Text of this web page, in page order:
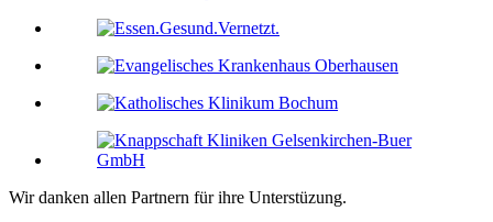
Wir danken allen Partnern für ihre Unterstüzung.